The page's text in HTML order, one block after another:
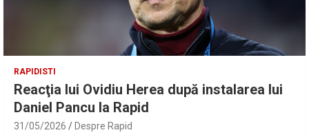
RAPIDISTI
Reacţia lui Ovidiu Herea după instalarea lui
Daniel Pancu la Rapid
31/05/2026 Despre Rapid